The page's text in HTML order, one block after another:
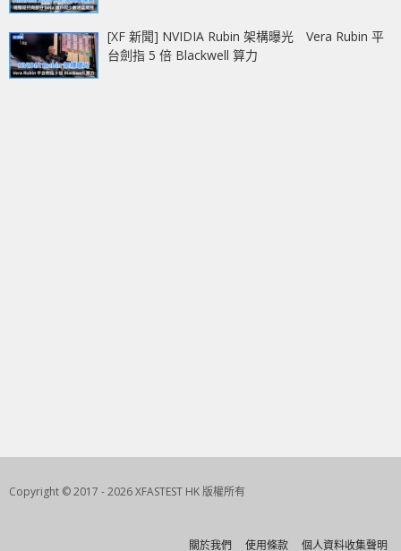
[XF 新聞] NVIDIA Rubin 架構曝光 Vera Rubin 平
台劍指 5 倍 Blackwell 算力
Copyright © 2017 - 2026 XFASTEST HK 版權所有
關於我們 使用條款 個人資料收集聲明